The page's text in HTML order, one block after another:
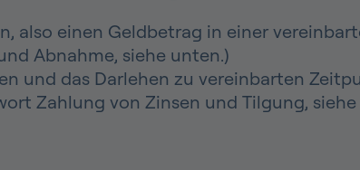
also einen Geldbetrag in einer
Abnahme, siehe unten.)
und das Darlehen zu vereinbarten
Zahlung von Zinsen und Tilgung,